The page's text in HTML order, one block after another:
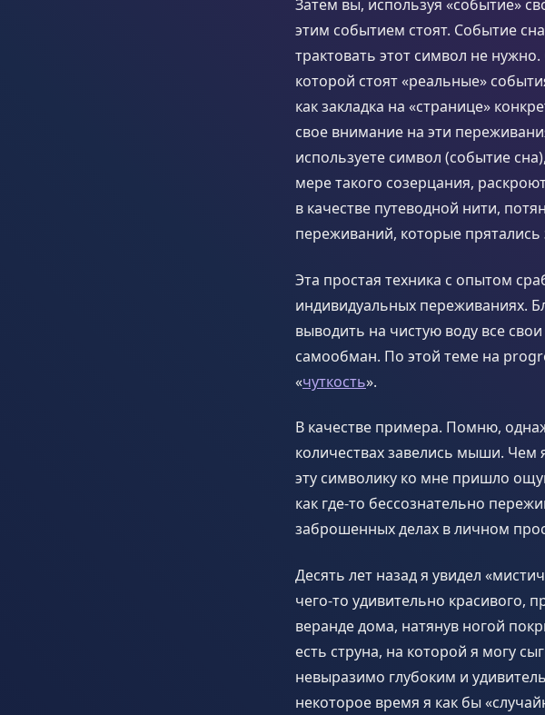
Затем вы, используя «событие»
этим событием стоят. Событие
трактовать этот символ не
которой стоят «реальные»
как закладка на «странице»
свое внимание на эти
используете символ (событие
мере такого созерцания,
в качестве путеводной нити,
переживаний, которые прятались
Эта простая техника с опытом
индивидуальных переживаниях.
выводить на чистую воду все
самообман. По этой теме на
«чуткость».
В качестве примера. Помню,
количествах завелись мыши. Чем
эту символику ко мне пришло
как где-то бессознательно
заброшенных делах в личном
Десять лет назад я увидел
чего-то удивительно красивого,
веранде дома, натянув ногой
есть струна, на которой я могу
невыразимо глубоким и
некоторое время я как бы